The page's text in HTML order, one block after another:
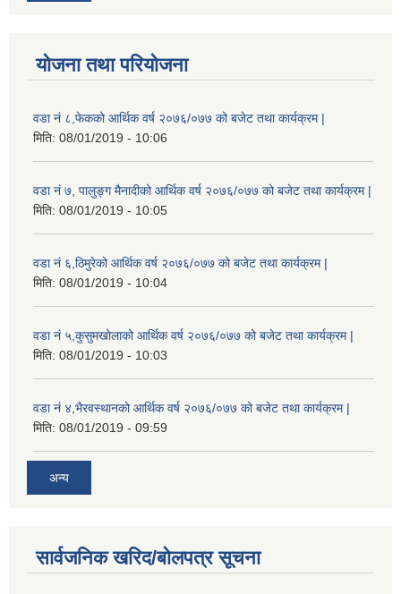
योजना तथा परियोजना
वडा नं ८,फेकको आर्थिक वर्ष २०७६/०७७ को बजेट तथा कार्यक्रम |
मिति: 08/01/2019 - 10:06
वडा नं ७, पालुङ्ग मैनादीको आर्थिक वर्ष २०७६/०७७ को बजेट तथा कार्यक्रम |
मिति: 08/01/2019 - 10:05
वडा नं ६,ठिमुरेको आर्थिक वर्ष २०७६/०७७ को बजेट तथा कार्यक्रम |
मिति: 08/01/2019 - 10:04
वडा नं ५,कुसुमखोलाको आर्थिक वर्ष २०७६/०७७ को बजेट तथा कार्यक्रम |
मिति: 08/01/2019 - 10:03
वडा नं ४,भैरवस्थानको आर्थिक वर्ष २०७६/०७७ को बजेट तथा कार्यक्रम |
मिति: 08/01/2019 - 09:59
अन्य
सार्वजनिक खरिद/बोलपत्र सूचना